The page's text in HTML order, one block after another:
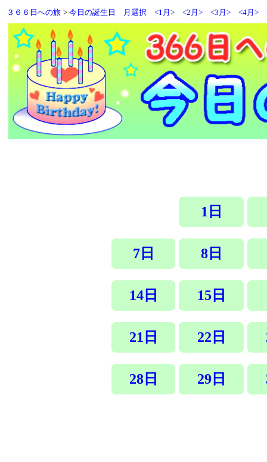
３６６日への旅 > 今日の誕生日 月選択 <1月> <2月> <3月> <4月>
1日
7日 8日
14日 15日
21日 22日
28日 29日